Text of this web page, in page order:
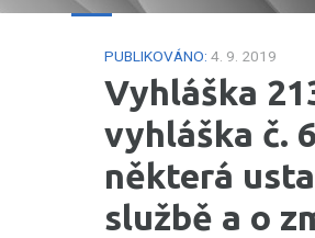
PUBLIKOVÁNO: 4. 9. 2019
Vyhláška
vyhláška č.
některá
službě a o